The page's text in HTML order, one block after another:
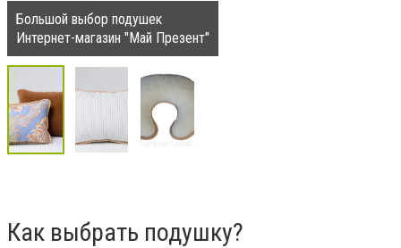
Большой выбор подушек
Интернет-магазин "Май Презент"
Как выбрать подушку?